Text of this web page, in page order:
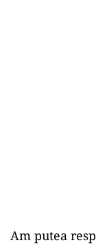
Am putea